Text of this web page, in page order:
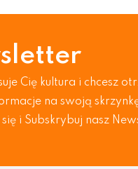
Cię kultura i chcesz
na swoją
i Subskrybuj nasz